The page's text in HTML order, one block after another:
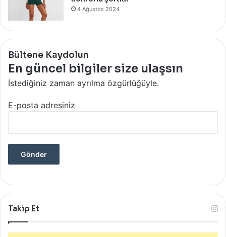
4 Ağustos 2024
Bültene Kaydolun
En güncel bilgiler size ulaşsın
İstediğiniz zaman ayrılma özgürlüğüyle.
E-posta adresiniz
Takip Et